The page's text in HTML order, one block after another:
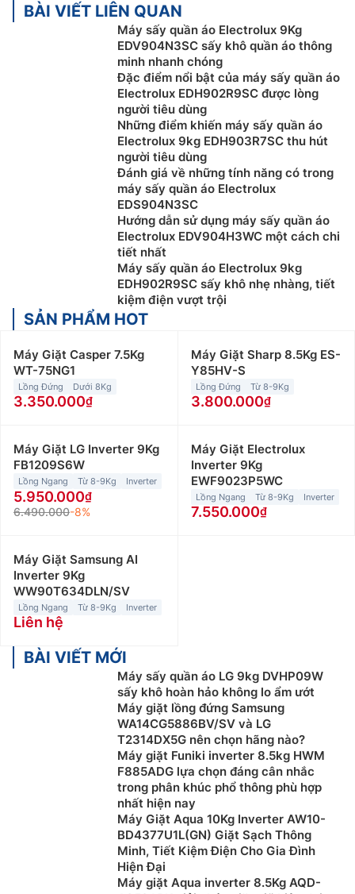
BÀI VIẾT LIÊN QUAN
Máy sấy quần áo Electrolux 9Kg
EDV904N3SC sấy khô quần áo thông
minh nhanh chóng
Đặc điểm nổi bật của máy sấy quần áo
Electrolux EDH902R9SC được lòng
người tiêu dùng
Những điểm khiến máy sấy quần áo
Electrolux 9kg EDH903R7SC thu hút
người tiêu dùng
Đánh giá về những tính năng có trong
máy sấy quần áo Electrolux
EDS904N3SC
Hướng dẫn sử dụng máy sấy quần áo
Electrolux EDV904H3WC một cách chi
tiết nhất
Máy sấy quần áo Electrolux 9kg
EDH902R9SC sấy khô nhẹ nhàng, tiết
kiệm điện vượt trội
SẢN PHẨM HOT
Máy Giặt Casper 7.5Kg
WT-75NG1
Lồng Đứng Dưới 8Kg
3.350.000
Máy Giặt Sharp 8.5Kg ES-
Y85HV-S
Lồng Đứng Từ 8-9Kg
3.800.000
Máy Giặt LG Inverter 9Kg
FB1209S6W
Lồng Ngang Từ 8-9Kg Inverter
5.950.000
6.490.000-8%
Máy Giặt Electrolux
Inverter 9Kg
EWF9023P5WC
Lồng Ngang Từ 8-9Kg Inverter
7.550.000
Máy Giặt Samsung AI
Inverter 9Kg
WW90T634DLN/SV
Lồng Ngang Từ 8-9Kg Inverter
Liên hệ
BÀI VIẾT MỚI
Máy sấy quần áo LG 9kg DVHP09W
sấy khô hoàn hảo không lo ẩm ướt
Máy giặt lồng đứng Samsung
WA14CG5886BV/SV và LG
T2314DX5G nên chọn hãng nào?
Máy giặt Funiki inverter 8.5kg HWM
F885ADG lựa chọn đáng cân nhắc
trong phân khúc phổ thông phù hợp
nhất hiện nay
Máy Giặt Aqua 10Kg Inverter AW10-
BD4377U1L(GN) Giặt Sạch Thông
Minh, Tiết Kiệm Điện Cho Gia Đình
Hiện Đại
Máy giặt Aqua inverter 8.5Kg AQD-